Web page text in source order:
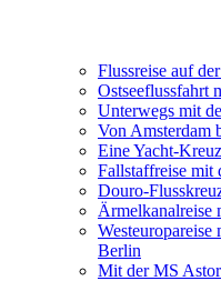
Flussreise auf
Ostseeflussfahrt
Unterwegs mit
Von Amsterdam
Eine Yacht-
Fallstaffreise mit
Douro-
Ärmelkanalreise
Berlin
Mit der MS